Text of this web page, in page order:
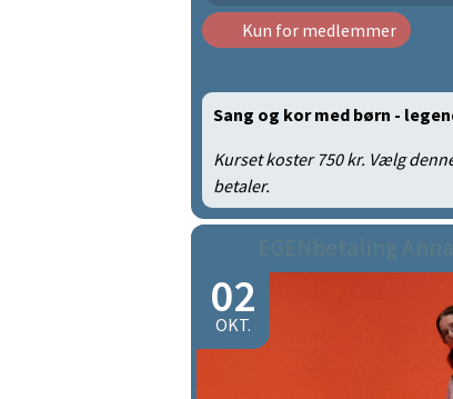
Kun for medlemmer
Sang og kor med børn -
Kurset koster 750 kr. Vælg
betaler.
02
OKT.